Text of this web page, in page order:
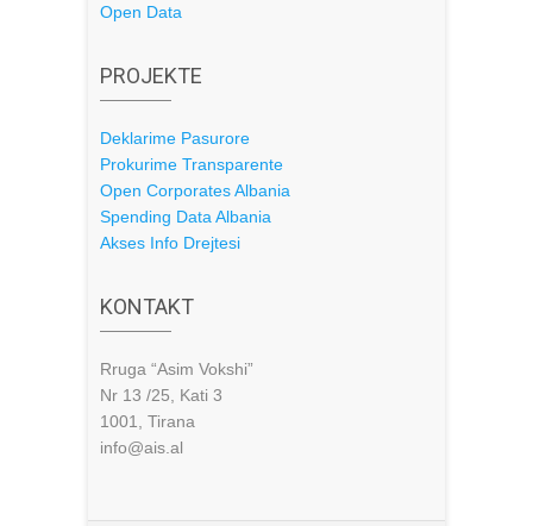
Open Data
PROJEKTE
Deklarime Pasurore
Prokurime Transparente
Open Corporates Albania
Spending Data Albania
Akses Info Drejtesi
KONTAKT
Rruga “Asim Vokshi”
Nr 13 /25, Kati 3
1001, Tirana
info@ais.al